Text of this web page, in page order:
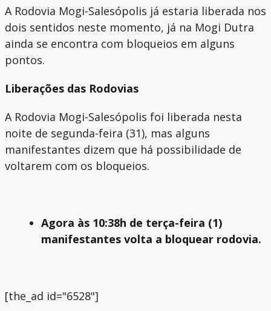
A Rodovia Mogi-Salesópolis já estaria liberada nos
dois sentidos neste momento, já na Mogi Dutra
ainda se encontra com bloqueios em alguns
pontos.
Liberações das Rodovias
A Rodovia Mogi-Salesópolis foi liberada nesta
noite de segunda-feira (31), mas alguns
manifestantes dizem que há possibilidade de
voltarem com os bloqueios.
Agora às 10:38h de terça-feira (1)
manifestantes volta a bloquear rodovia.
[the_ad id="6528"]